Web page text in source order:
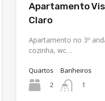
Apartamento
Claro
Apartamento no 3º
cozinha, wc…
Quartos
2
Banheiros
1